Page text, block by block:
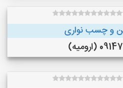
و چسب نواری
(ارومیه)